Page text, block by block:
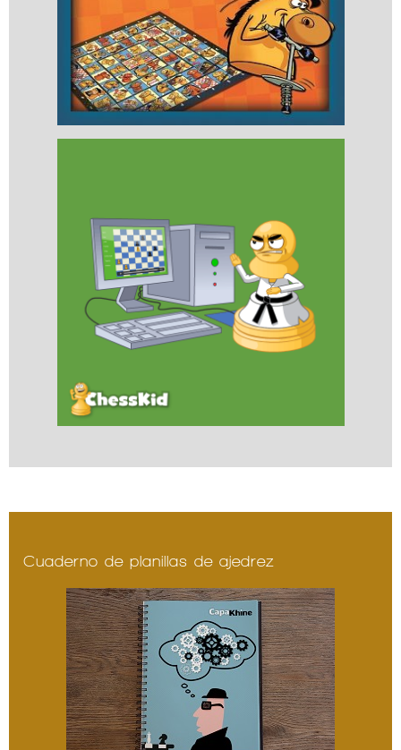
Cuaderno de planillas de ajedrez